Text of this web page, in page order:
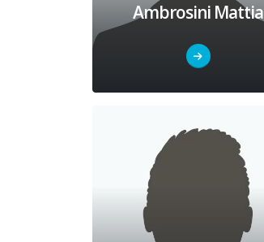
Ambrosini Mattia